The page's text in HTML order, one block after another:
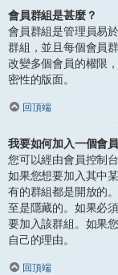
會員群組是甚麼？
會員群組是管理員易
群組，並且每個會員
改變多個會員的權限
密性的版面。
回頂端
我要如何加入一個會
您可以經由會員控制
如果您想要加入其中
有的群組都是開放的
至是隱藏的。如果必
要加入該群組。如果
自己的理由。
回頂端